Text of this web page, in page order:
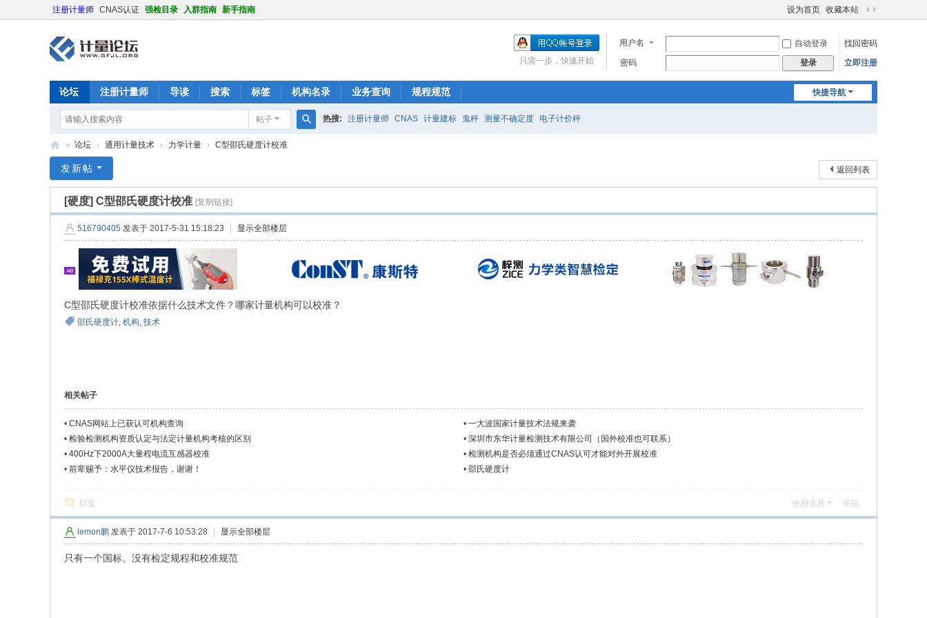
注册计量师 CNAS认证 强检目录 入群指南 新手指南 设为首页 收藏本站
切
到
宽
用户名 自动登录
找回密码
密码
登录 立即注册
只需一步，快速开始
快捷导航
论坛 注册计量师 导读 搜索 标签 机构名录 业务查询 规程规范
帖子 热搜: 注册计量师 CNAS 计量建标 鬼秤 测量不确定度 电子计价秤
量
» 论坛 › 通用计量技术 › 力学计量 › C型邵氏硬度计校准
返回列表
发新帖
[硬度] C型邵氏硬度计校准 [复制链接]
516790405 发表于 2017-5-31 15:18:23 显示全部楼层
C型邵氏硬度计校准依据什么技术文件？哪家计量机构可以校准？
邵氏硬度计, 机构, 技术
相关帖子
• CNAS网站上已获认可机构查询 • 一大波国家计量技术法规来袭
• 检验检测机构资质认定与法定计量机构考核的区别 • 深圳市东华计量检测技术有限公司（国外校准也可联系）
• 400Hz下2000A大量程电流互感器校准 • 检测机构是否必须通过CNAS认可才能对外开展校准
• 前辈赐予：水平仪技术报告，谢谢！ • 邵氏硬度计
回复 使用道具 举报
lemon鹏 发表于 2017-7-6 10:53:28 显示全部楼层
只有一个国标。没有检定规程和校准规范